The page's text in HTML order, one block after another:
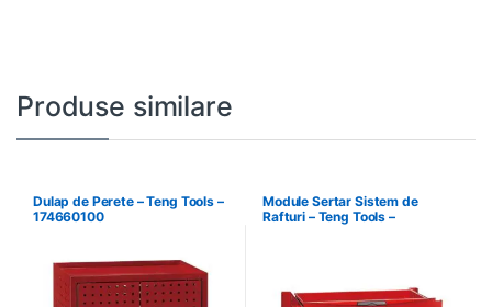
Produse similare
Dulap de Perete – Teng Tools –
174660100
Module Sertar Sistem de
Rafturi – Teng Tools –